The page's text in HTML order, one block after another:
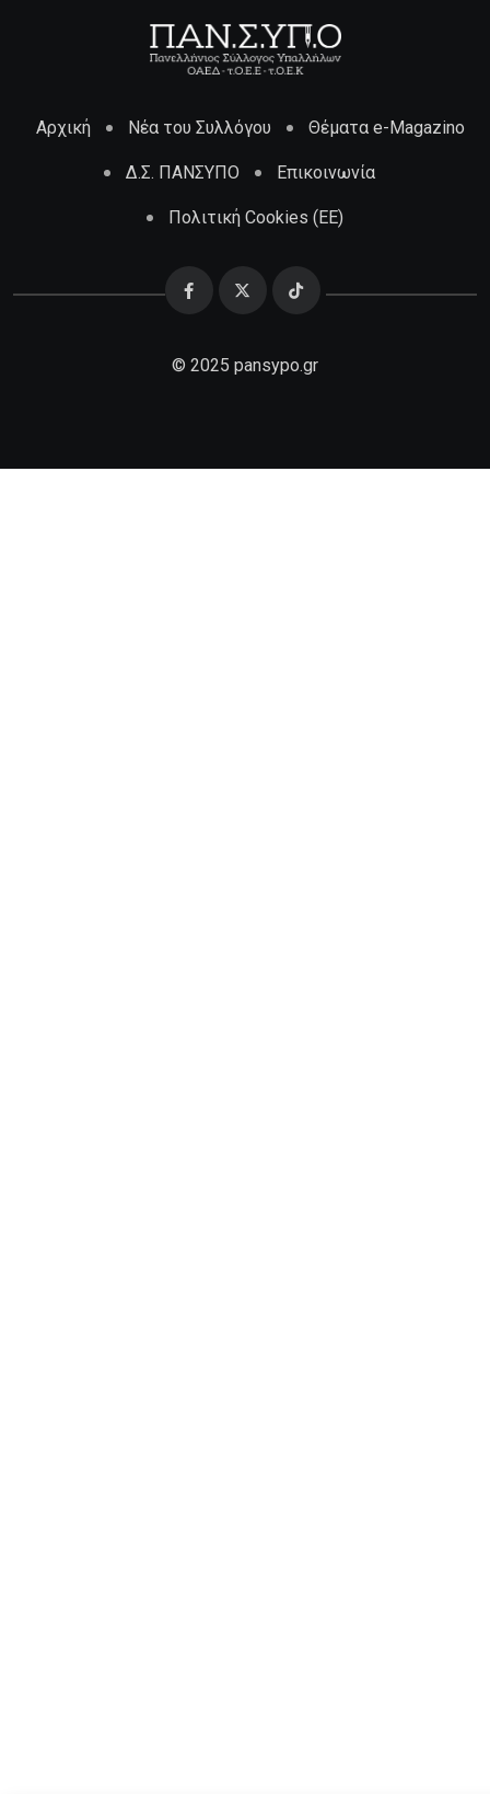
Αρχική Νέα του Συλλόγου Θέματα e-Magazino
Δ.Σ. ΠΑΝΣΥΠΟ Επικοινωνία
Πολιτική Cookies (ΕΕ)
© 2025 pansypo.gr